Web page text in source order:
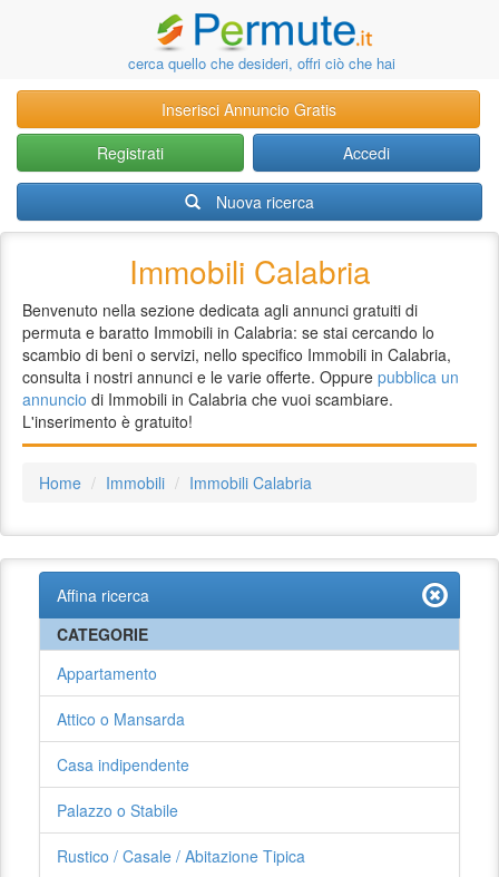
cerca quello che desideri, offri ciò che hai
Inserisci Annuncio Gratis
Registrati
Accedi
Nuova ricerca
Immobili Calabria
Benvenuto nella sezione dedicata agli annunci gratuiti di
permuta e baratto Immobili in Calabria: se stai cercando lo
scambio di beni o servizi, nello specifico Immobili in Calabria,
consulta i nostri annunci e le varie offerte. Oppure pubblica un
annuncio di Immobili in Calabria che vuoi scambiare.
L'inserimento è gratuito!
Home Immobili Immobili Calabria
Affina ricerca
CATEGORIE
Appartamento
Attico o Mansarda
Casa indipendente
Palazzo o Stabile
Rustico / Casale / Abitazione Tipica